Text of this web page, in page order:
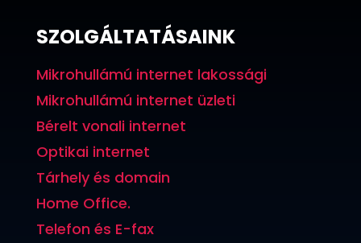
SZOLGÁLTATÁSAINK
Mikrohullámú internet lakossági
Mikrohullámú internet üzleti
Bérelt vonali internet
Optikai internet
Tárhely és domain
Home Office.
Telefon és E-fax